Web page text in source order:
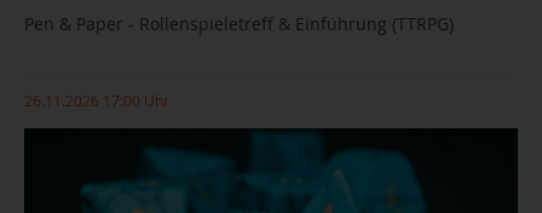
Pen & Paper - Rollenspieletreff & Einführung (TTRPG)
26.11.2026 17:00 Uhr